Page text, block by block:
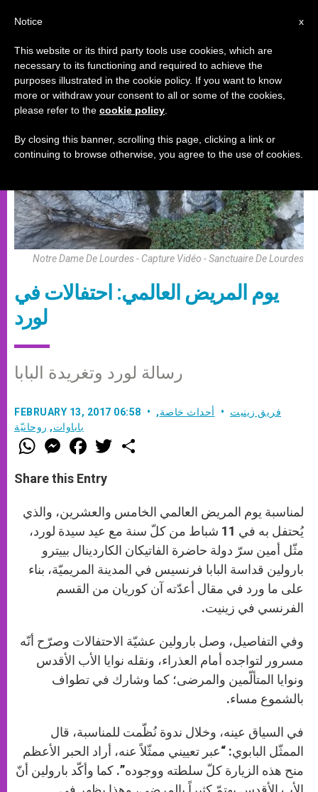
أحداث خاصة,باباوات,روحانيّة
Notre Dame De Lourdes - Capture Vidéo - Sanctuaire De Lourdes
يوم المريض العالمي: احتفالات في
لورد
رسالة لورد وتغريدة البابا
FEBRUARY 13, 2017 06:58 فريق زينيت أحداث خاصة,
باباوات, روحانيّة
W
h
t
s
p
p
M
e
s
e
g
e
r
F
a
e
b
o
k
T
w
Share this Entry
لمناسبة يوم المريض العالمي الخامس والعشرين، والذي
يُحتفل به في 11 شباط من كلّ سنة مع عيد سيدة لورد،
مثّل أمين سرّ دولة حاضرة الفاتيكان الكاردينال بييترو
بارولين قداسة البابا فرنسيس في المدينة المريميّة، بناء
على ما ورد في مقال أعدّته آن كوريان من القسم
الفرنسي في زينيت.
وفي التفاصيل، وصل بارولين عشيّة الاحتفالات وصرّح أنّه
مسرور لتواجده أمام العذراء، ونقله نوايا الأب الأقدس
ونوايا المتألّمين والمرضى؛ كما وشارك في تطواف
بالشموع مساء.
في السياق عينه، وخلال ندوة نُظّمت للمناسبة، قال
الممثّل البابوي: “عبر تعييني ممثّلاً عنه، أراد الحبر الأعظم
منح هذه الزيارة كلّ سلطته ووجوده”. كما وأكّد بارولين أنّ
x
Notice
This website or its third party tools use cookies, which are
necessary to its functioning and required to achieve the
purposes illustrated in the cookie policy. If you want to know
more or withdraw your consent to all or some of the cookies,
please refer to the cookie policy
By closing this banner, scrolling this page, clicking a link or
continuing to browse otherwise, you agree to the use of cookies.